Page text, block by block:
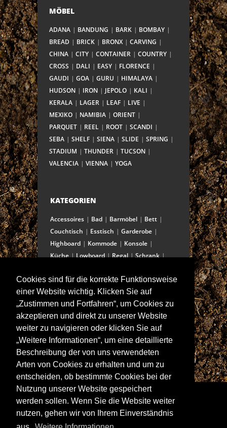
Cookies sind für die korrekte Funktionsweise
einer Website wichtig. Klicken Sie auf
„Zustimmen und Fortfahren“, um Cookies zu
akzeptieren und direkt zu unserer Website
weiter zu navigieren oder klicken Sie auf
„Weitere Informationen“, um eine detaillierte
Beschreibung der von uns verwendeten
Arten von Cookies zu erhalten und um zu
entscheiden, ob bestimmte Cookies bei der
Nutzung unserer Website gespeichert
werden sollen. Wenn Sie die Website weiter
nutzen, gehen wir von Ihrem Einverständnis
MÖBEL
ADANA BANDUNG BARK
BOMBAY
BREAD
BRICK BRONX
CARVING
CHINA
CITY CONTAINER
COUNTRY
CROSS
DALI EASY
FLORENCE
GAUDI
GOA GURU
HIMALAYA
HUDSON
IRON JEPOLO
KALI
KERALA
LAGER LEAF
LIVE
MEXIKO
NAMIBIA
ORIENT
PARQUET
REEL ROOT
SCANDI
SEBA
SHELF SIENA SLIDE
SPRING
STADIUM
THUNDER
TUCSON
VALENCIA
VIENNA YOGA
KATEGORIEN
Accessoires Bad Barmöbel
Bett
Couchtisch
Esstisch
Garderobe
Highboard
Kommode
Konsole
Küche
Lowboard Regal
Schrank
Stuhl/Bank
Truhe
Vitrine
Wohnwand
ANSCHRIFT
Spitalstraße 15
D-97421 Schweinfurt
Tel +49-9721 60555-60
Fax +49-9721 60555-99
E-Mail: info@wolf-moebel.de